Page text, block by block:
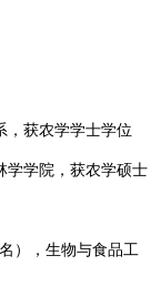
，获农学学士学位
学学院，获农学硕士
），生物与食品工